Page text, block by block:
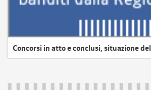
Concorsi in atto e conclusi, situazione